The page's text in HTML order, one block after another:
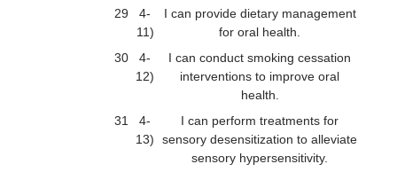
29
4-
11)
I can provide dietary management
for oral health.
30
4-
12)
I can conduct smoking cessation
interventions to improve oral
health.
31
4-
13)
I can perform treatments for
sensory desensitization to alleviate
sensory hypersensitivity.